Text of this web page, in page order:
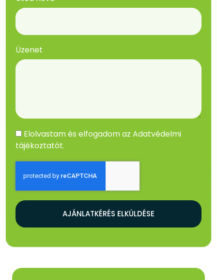
Üzenet
Elolvastam és elfogadom az Adatvédelmi
tájékoztatót.
AJÁNLATKÉRÉS ELKÜLDÉSE